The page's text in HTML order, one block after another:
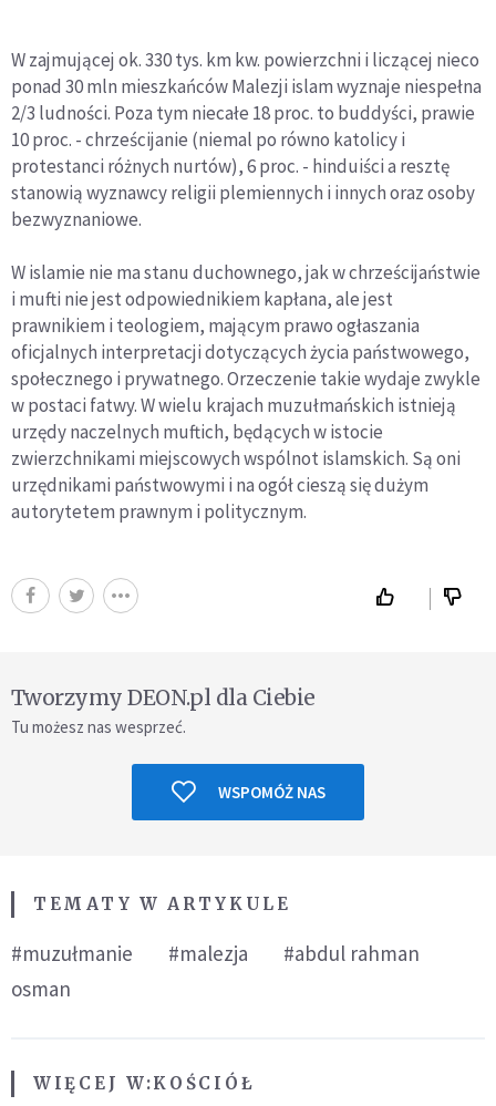
W zajmującej ok. 330 tys. km kw. powierzchni i liczącej nieco
ponad 30 mln mieszkańców Malezji islam wyznaje niespełna
2/3 ludności. Poza tym niecałe 18 proc. to buddyści, prawie
10 proc. - chrześcijanie (niemal po równo katolicy i
protestanci różnych nurtów), 6 proc. - hinduiści a resztę
stanowią wyznawcy religii plemiennych i innych oraz osoby
bezwyznaniowe.
W islamie nie ma stanu duchownego, jak w chrześcijaństwie
i mufti nie jest odpowiednikiem kapłana, ale jest
prawnikiem i teologiem, mającym prawo ogłaszania
oficjalnych interpretacji dotyczących życia państwowego,
społecznego i prywatnego. Orzeczenie takie wydaje zwykle
w postaci fatwy. W wielu krajach muzułmańskich istnieją
urzędy naczelnych muftich, będących w istocie
zwierzchnikami miejscowych wspólnot islamskich. Są oni
urzędnikami państwowymi i na ogół cieszą się dużym
autorytetem prawnym i politycznym.
Tworzymy DEON.pl dla Ciebie
Tu możesz nas wesprzeć.
WSPOMÓŻ NAS
TEMATY W ARTYKULE
#muzułmanie #malezja
#abdul rahman
osman
WIĘCEJ W:KOŚCIÓŁ